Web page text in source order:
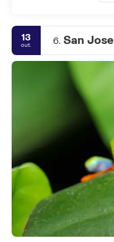
13
out. 6. San Jose